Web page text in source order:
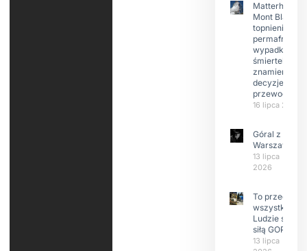
Matterhorn i
Mont Blanc:
topnienie
permafrost,
wypadki
śmiertelne,
znamienne
decyzje
16 lipca 2026
Góral z
Warszawy.
13 lipca
2026
To przede
wszystkim
Ludzie są
siłą GOPR
13 lipca